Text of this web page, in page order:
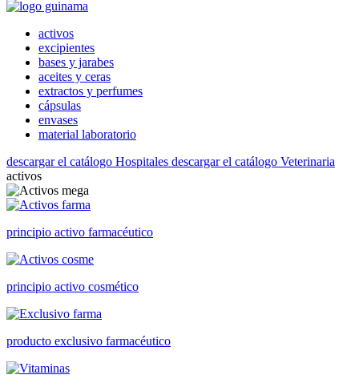
activos
excipientes
bases y jarabes
aceites y ceras
extractos y perfumes
cápsulas
envases
material laboratorio
descargar el catálogo Hospitales descargar el catálogo Veterinaria
activos
principio activo farmacéutico
principio activo cosmético
producto exclusivo farmacéutico